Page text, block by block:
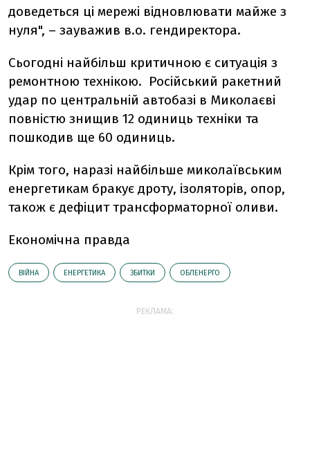
доведеться ці мережі відновлювати майже з
нуля", – зауважив в.о. гендиректора.
Сьогодні найбільш критичною є ситуація з
ремонтною технікою. Російський ракетний
удар по центральній автобазі в Миколаєві
повністю знищив 12 одиниць техніки та
пошкодив ще 60 одиниць.
Крім того, наразі найбільше миколаївським
енергетикам бракує дроту, ізоляторів, опор,
також є дефіцит трансформаторної оливи.
Економічна правда
ВІЙНА ЕНЕРГЕТИКА ЗБИТКИ ОБЛЕНЕРГО
РЕКЛАМА: